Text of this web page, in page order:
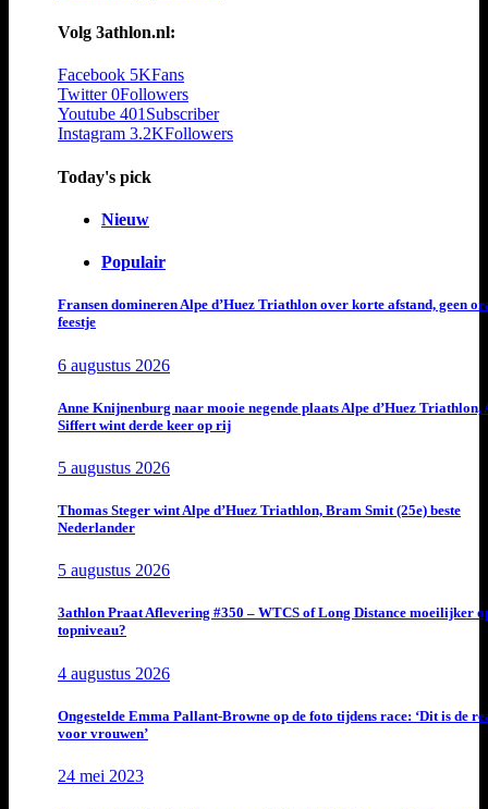
Volg 3athlon.nl:
Facebook 5KFans
Twitter 0Followers
Youtube 401Subscriber
Instagram 3.2KFollowers
Today's pick
Nieuw
Populair
Fransen domineren Alpe d’Huez Triathlon over korte afstand, geen
feestje
6 augustus 2026
Anne Knijnenburg naar mooie negende plaats Alpe d’Huez Triathlon,
Siffert wint derde keer op rij
5 augustus 2026
Thomas Steger wint Alpe d’Huez Triathlon, Bram Smit (25e) beste
Nederlander
5 augustus 2026
3athlon Praat Aflevering #350 – WTCS of Long Distance moeilijker
topniveau?
4 augustus 2026
Ongestelde Emma Pallant-Browne op de foto tijdens race: ‘Dit is de
voor vrouwen’
24 mei 2023